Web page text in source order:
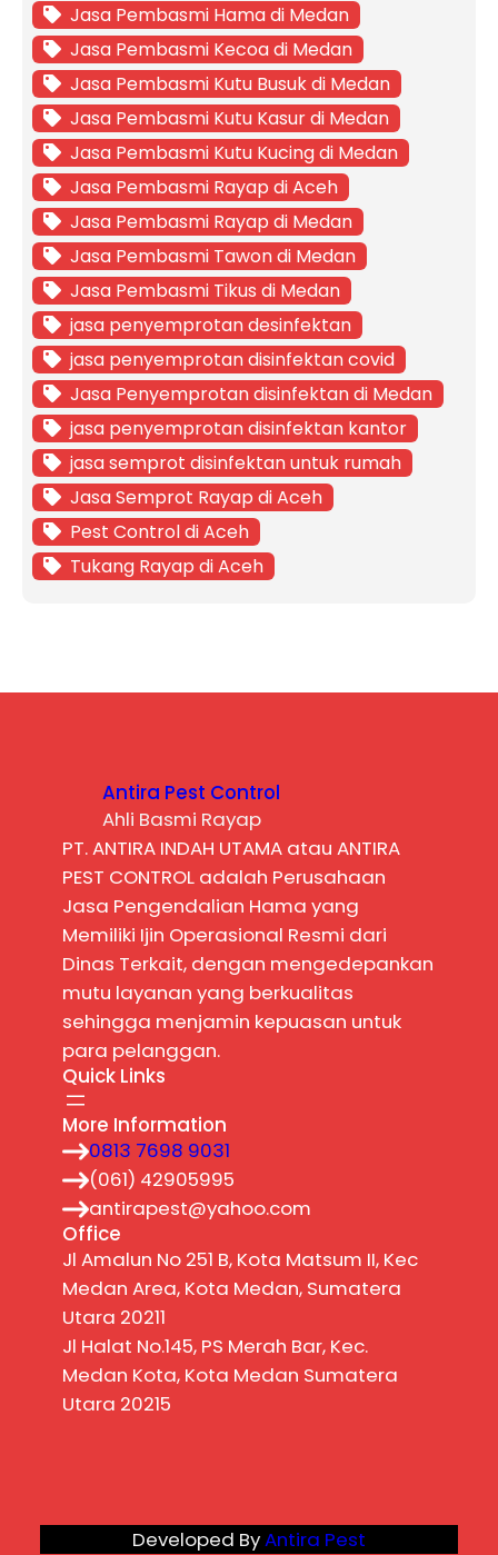
Jasa Pembasmi Hama di Medan
Jasa Pembasmi Kecoa di Medan
Jasa Pembasmi Kutu Busuk di Medan
Jasa Pembasmi Kutu Kasur di Medan
Jasa Pembasmi Kutu Kucing di Medan
Jasa Pembasmi Rayap di Aceh
Jasa Pembasmi Rayap di Medan
Jasa Pembasmi Tawon di Medan
Jasa Pembasmi Tikus di Medan
jasa penyemprotan desinfektan
jasa penyemprotan disinfektan covid
Jasa Penyemprotan disinfektan di Medan
jasa penyemprotan disinfektan kantor
jasa semprot disinfektan untuk rumah
Jasa Semprot Rayap di Aceh
Pest Control di Aceh
Tukang Rayap di Aceh
Antira Pest Control
Ahli Basmi Rayap
PT. ANTIRA INDAH UTAMA atau ANTIRA
PEST CONTROL adalah Perusahaan
Jasa Pengendalian Hama yang
Memiliki Ijin Operasional Resmi dari
Dinas Terkait, dengan mengedepankan
mutu layanan yang berkualitas
sehingga menjamin kepuasan untuk
para pelanggan.
Quick Links
More Information
0813 7698 9031
(061) 42905995
antirapest@yahoo.com
Office
Jl Amalun No 251 B, Kota Matsum II, Kec
Medan Area, Kota Medan, Sumatera
Utara 20211
Jl Halat No.145, PS Merah Bar, Kec.
Medan Kota, Kota Medan Sumatera
Utara 20215
Developed ByAntira Pest